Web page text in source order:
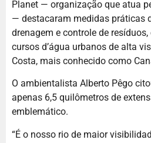
Planet — organização que atua
— destacaram medidas práticas
drenagem e controle de
cursos d’água urbanos de alta
Costa, mais conhecido como
O ambientalista Alberto Pêgo
apenas 6,5 quilômetros de
emblemático.
“É o nosso rio de maior